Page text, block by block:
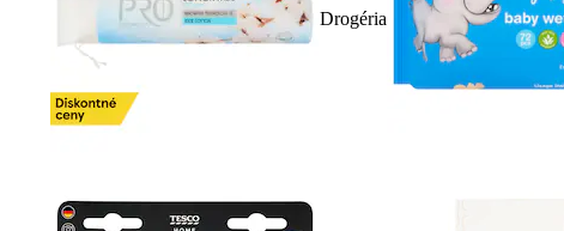
Drogéria